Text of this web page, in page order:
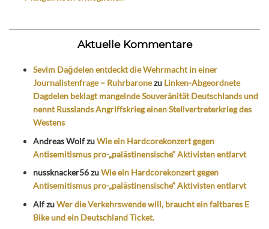
Aktuelle Kommentare
Sevim Dağdelen entdeckt die Wehrmacht in einer
Journalistenfrage – Ruhrbaronezu Linken-Abgeordnete
Dagdelen beklagt mangelnde Souveränität Deutschlands und
nennt Russlands Angriffskrieg einen Stellvertreterkrieg des
Westens
Andreas WolfzuWie ein Hardcorekonzert gegen
Antisemitismus pro-„palästinensische“ Aktivisten entlarvt
nussknacker56zuWie ein Hardcorekonzert gegen
Antisemitismus pro-„palästinensische“ Aktivisten entlarvt
AlfzuWer die Verkehrswende will, braucht ein faltbares E
Bike und ein Deutschland Ticket.